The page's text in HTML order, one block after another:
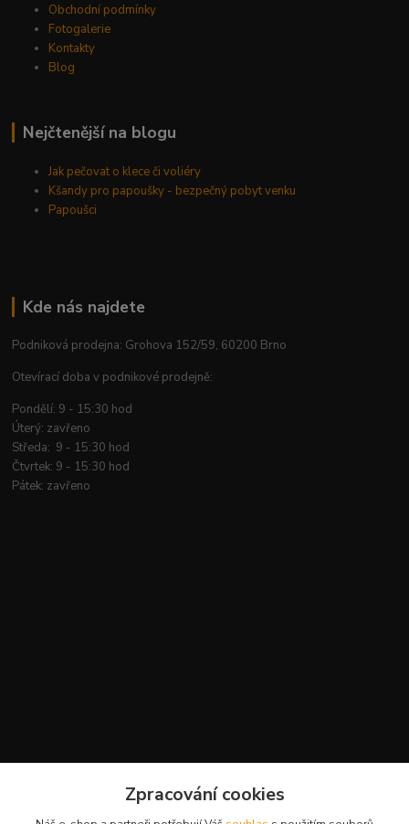
Obchodní podmínky
Fotogalerie
Kontakty
Blog
Nejčtenější na blogu
Jak pečovat o klece či voliéry
Kšandy pro papoušky - bezpečný pobyt venku
Papoušci
Kde nás najdete
Podniková prodejna: Grohova 152/59, 60200 Brno
Otevírací doba v podnikové prodejně:
Pondělí: 9 - 15:30 hod
Úterý: zavřeno
Středa: 9 - 15:30 hod
Čtvrtek: 9 - 15:30 hod
Pátek: zavřeno
+420 777 959 094
Zpracování cookies